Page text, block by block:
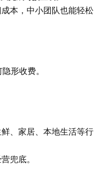
本，中小团队也能轻松
形收费。
、家居、本地生活等行
兜底。